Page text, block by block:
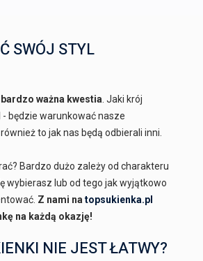
SWÓJ STYL
ważna kwestia . Jaki krój
będzie warunkować nasze
to jak nas będą odbierali inni.
Bardzo dużo zależy od charakteru
wybierasz lub od tego jak wyjątkowo
Z nami natopsukienka.pl
na każdą okazję!
NIE JEST ŁATWY?